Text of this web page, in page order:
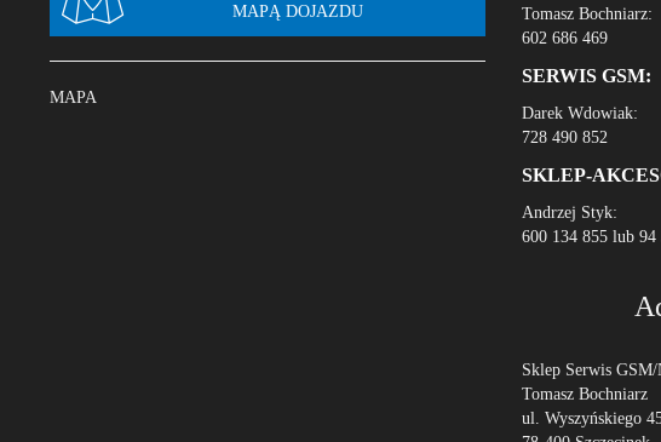
MAPĄ DOJAZDU
MAPA
Tomasz Bochniarz:
602 686 469
SERWIS GSM:
Darek Wdowiak:
728 490 852
SKLEP-
Andrzej Styk:
600 134 855 lub 94
Sklep Serwis
Tomasz Bochniarz
ul. Wyszyńskiego